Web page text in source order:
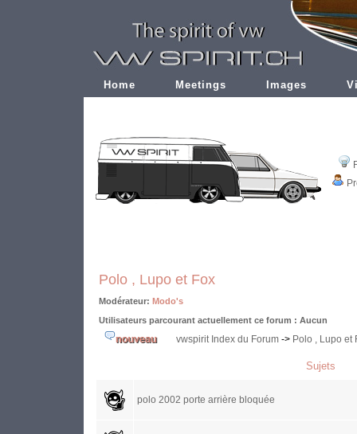
Home Meetings Images
Polo , Lupo et Fox
Modérateur: Modo's
Utilisateurs parcourant actuellement ce forum : Aucun
vwspirit Index du Forum -> Polo , Lupo et
Sujets
polo 2002 porte arrière bloquée